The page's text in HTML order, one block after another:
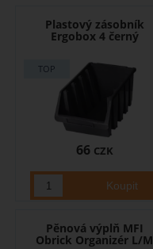
Plastový zásobník
Ergobox 4 černý
66 CZK
Pěnová výplň MFI
Obrick Organizér L/M